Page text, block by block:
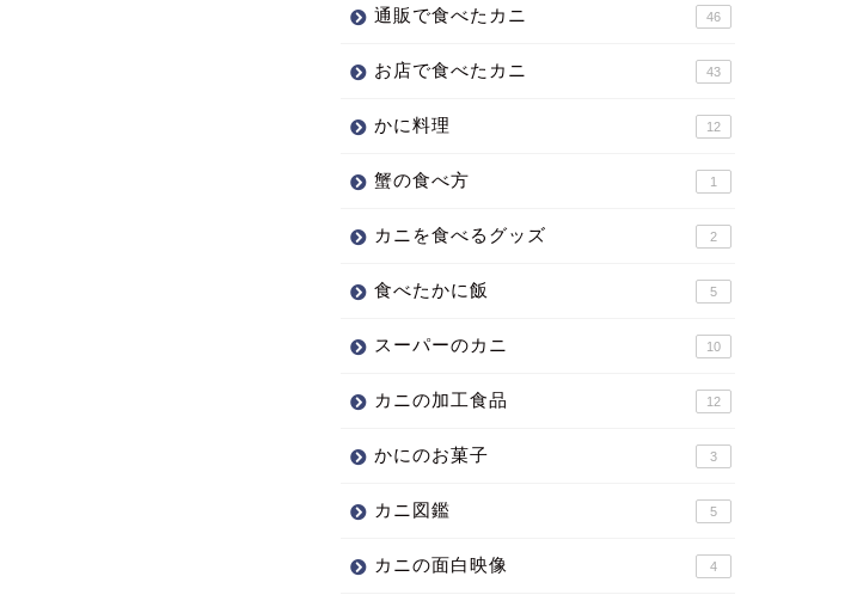
通販で食べたカニ 46
お店で食べたカニ 43
かに料理 12
蟹の食べ方 1
カニを食べるグッズ 2
食べたかに飯 5
スーパーのカニ 10
カニの加工食品 12
かにのお菓子 3
カニ図鑑 5
カニの面白映像 4